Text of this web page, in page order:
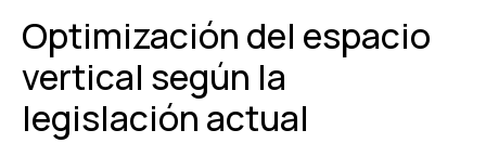
Optimización del espacio
vertical según la
legislación actual